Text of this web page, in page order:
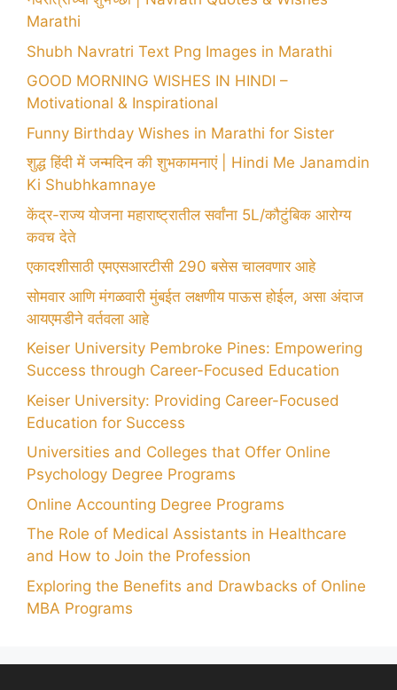
Marathi
Shubh Navratri Text Png Images in Marathi
GOOD MORNING WISHES IN HINDI –
Motivational & Inspirational
Funny Birthday Wishes in Marathi for Sister
शुद्ध हिंदी में जन्मदिन की शुभकामनाएं | Hindi Me Janamdin
Ki Shubhkamnaye
केंद्र-राज्य योजना महाराष्ट्रातील सर्वांना 5L/कौटुंबिक आरोग्य
कवच देते
एकादशीसाठी एमएसआरटीसी 290 बसेस चालवणार आहे
सोमवार आणि मंगळवारी मुंबईत लक्षणीय पाऊस होईल, असा अंदाज
आयएमडीने वर्तवला आहे
Keiser University Pembroke Pines: Empowering
Success through Career-Focused Education
Keiser University: Providing Career-Focused
Education for Success
Universities and Colleges that Offer Online
Psychology Degree Programs
Online Accounting Degree Programs
The Role of Medical Assistants in Healthcare
and How to Join the Profession
Exploring the Benefits and Drawbacks of Online
MBA Programs